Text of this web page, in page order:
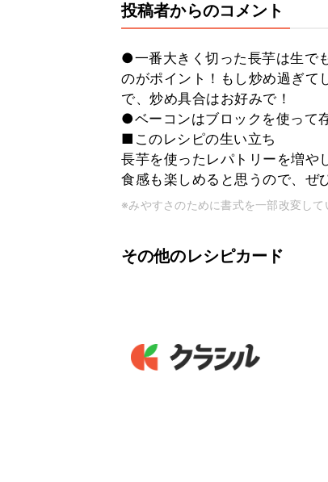
投稿者からのコメント
●一番大きく切った長芋は生で
のがポイント！もし炒め過ぎて
で、炒め具合はお好みで！
●ベーコンはブロックを使って
■このレシピの生い立ち
長芋を使ったレパトリーを増や
食感も楽しめると思うので、ぜ
※みやすさのために書式を一部改変して
その他のレシピカード